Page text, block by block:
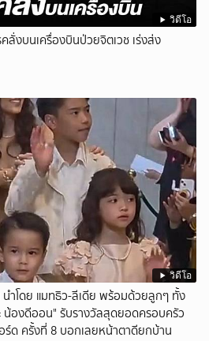
วิดีโอ
ลั่งบนเครื่องบินป่วยจิตเวช เร่งส่ง
วิดีโอ
ำโดย แมทธิว-ลีเดีย พร้อมด้วยลูกๆ ทั้ง
น้องดีออน" รับรางวัลสุดยอดครอบครัว
ร์ด ครั้งที่ 8 บอกเลยหน้าตาดียกบ้าน